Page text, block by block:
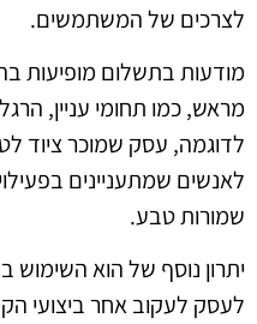
לצרכים של המשתמשים.
מודעות בתשלום מופיעות
מראש, כמו תחומי עניין,
לדוגמה, עסק שמוכר ציוד
לאנשים שמתעניינים
שמורות טבע.
יתרון נוסף של הוא
לעסק לעקוב אחר ביצועי